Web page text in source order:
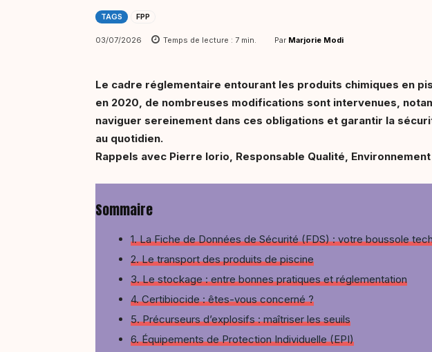
TAGS FPP
03/07/2026 Temps de lecture : 7 min. Par Marjorie Modi
Le cadre réglementaire entourant les produits chimiques en
en 2020, de nombreuses modifications sont intervenues,
naviguer sereinement dans ces obligations et garantir la
au quotidien.
Rappels avec Pierre Iorio, Responsable Qualité,
Sommaire
1. La Fiche de Données de Sécurité (FDS) : votre boussole
2. Le transport des produits de piscine
3. Le stockage : entre bonnes pratiques et réglementation
4. Certibiocide : êtes-vous concerné ?
5. Précurseurs d’explosifs : maîtriser les seuils
6. Équipements de Protection Individuelle (EPI)